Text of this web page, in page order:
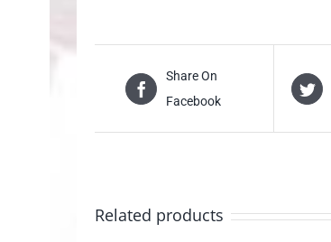
Share On
Facebook
Related products